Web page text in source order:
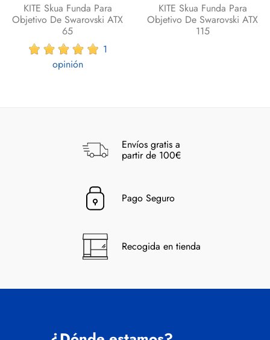
KITE Skua Funda Para
Objetivo De Swarovski ATX
65
1
opinión
KITE Skua Funda Para
Objetivo De Swarovski ATX
115
Envíos gratis a
partir de 100€
Pago Seguro
Recogida en tienda